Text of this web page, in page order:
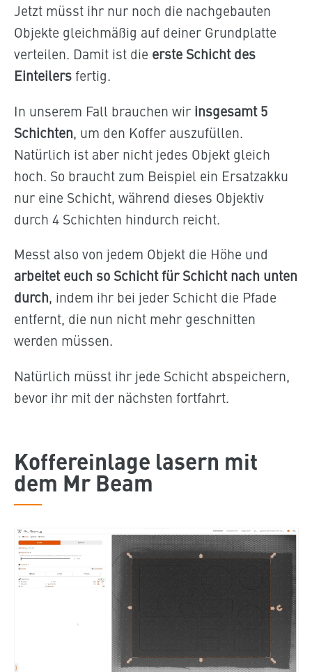
Jetzt müsst ihr nur noch die nachgebauten
Objekte gleichmäßig auf deiner Grundplatte
verteilen. Damit ist die erste Schicht des
Einteilersfertig.
In unserem Fall brauchen wir insgesamt 5
Schichten, um den Koffer auszufüllen.
Natürlich ist aber nicht jedes Objekt gleich
hoch. So braucht zum Beispiel ein Ersatzakku
nur eine Schicht, während dieses Objektiv
durch 4 Schichten hindurch reicht.
Messt also von jedem Objekt die Höhe und
arbeitet euch so Schicht für Schicht nach unten
durch, indem ihr bei jeder Schicht die Pfade
entfernt, die nun nicht mehr geschnitten
werden müssen.
Natürlich müsst ihr jede Schicht abspeichern,
bevor ihr mit der nächsten fortfahrt.
Koffereinlage lasern mit
dem Mr Beam